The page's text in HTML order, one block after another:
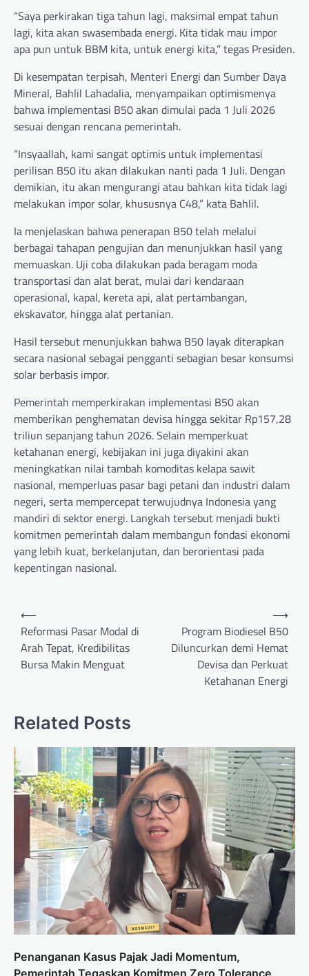
“Saya perkirakan tiga tahun lagi, maksimal empat tahun
lagi, kita akan swasembada energi. Kita tidak mau impor
apa pun untuk BBM kita, untuk energi kita,” tegas Presiden.
Di kesempatan terpisah, Menteri Energi dan Sumber Daya
Mineral, Bahlil Lahadalia, menyampaikan optimismenya
bahwa implementasi B50 akan dimulai pada 1 Juli 2026
sesuai dengan rencana pemerintah.
“Insyaallah, kami sangat optimis untuk implementasi
perilisan B50 itu akan dilakukan nanti pada 1 Juli. Dengan
demikian, itu akan mengurangi atau bahkan kita tidak lagi
melakukan impor solar, khususnya C48,” kata Bahlil.
Ia menjelaskan bahwa penerapan B50 telah melalui
berbagai tahapan pengujian dan menunjukkan hasil yang
memuaskan. Uji coba dilakukan pada beragam moda
transportasi dan alat berat, mulai dari kendaraan
operasional, kapal, kereta api, alat pertambangan,
ekskavator, hingga alat pertanian.
Hasil tersebut menunjukkan bahwa B50 layak diterapkan
secara nasional sebagai pengganti sebagian besar konsumsi
solar berbasis impor.
Pemerintah memperkirakan implementasi B50 akan
memberikan penghematan devisa hingga sekitar Rp157,28
triliun sepanjang tahun 2026. Selain memperkuat
ketahanan energi, kebijakan ini juga diyakini akan
meningkatkan nilai tambah komoditas kelapa sawit
nasional, memperluas pasar bagi petani dan industri dalam
negeri, serta mempercepat terwujudnya Indonesia yang
mandiri di sektor energi. Langkah tersebut menjadi bukti
komitmen pemerintah dalam membangun fondasi ekonomi
yang lebih kuat, berkelanjutan, dan berorientasi pada
kepentingan nasional.
Post
navigation
⟵
Reformasi Pasar Modal di
Arah Tepat, Kredibilitas
Bursa Makin Menguat
Program Biodiesel B50
Diluncurkan demi Hemat
Devisa dan Perkuat
Ketahanan Energi
⟶
Related Posts
Penanganan Kasus Pajak Jadi Momentum,